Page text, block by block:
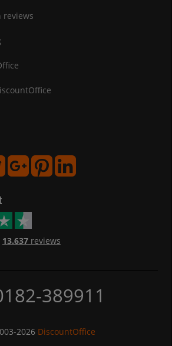
reviews
13.637reviews
389911
2026 DiscountOffice